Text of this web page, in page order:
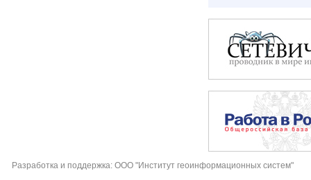
Разработка и поддержка: ООО "Институт геоинформационных систем"